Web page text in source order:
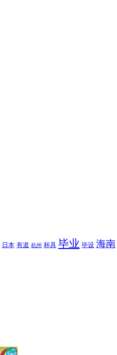
日本 有道 杭州 杯具 毕业 毕设 海南